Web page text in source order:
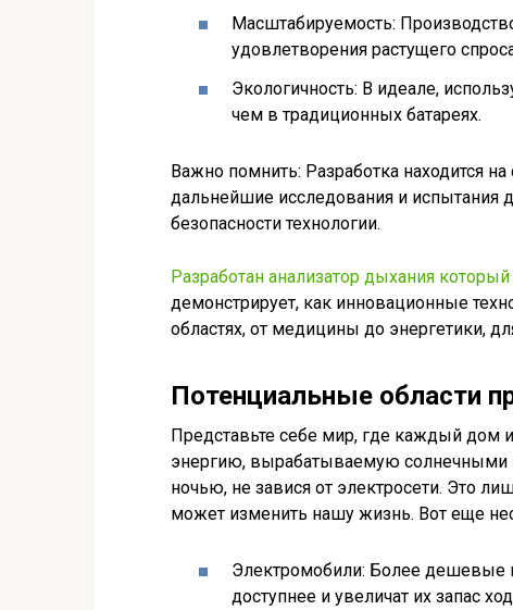
Масштабируемость:
удовлетворения растущего
Экологичность: В идеале,
чем в традиционных батареях.
Важно помнить: Разработка находится
дальнейшие исследования и испытания
безопасности технологии.
Разработан анализатор дыхания
демонстрирует, как инновационные
областях, от медицины до энергетики,
Потенциальные области
Представьте себе мир, где каждый дом
энергию, вырабатываемую солнечными
ночью, не завися от электросети. Это
может изменить нашу жизнь. Вот еще
Электромобили: Более дешевые
доступнее и увеличат их запас